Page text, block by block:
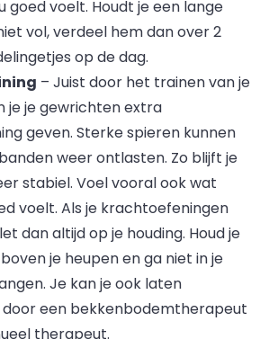
goed voelt. Houdt je een lange
vol, verdeel hem dan over 2
op de dag.
– Juist door het trainen van je
je je gewrichten extra
geven. Sterke spieren kunnen
weer ontlasten. Zo blijft je
stabiel. Voel vooral ook wat
voelt. Als je krachtoefeningen
dan altijd op je houding. Houd je
je heupen en ga niet in je
Je kan je ook laten
door een bekkenbodemtherapeut
therapeut.